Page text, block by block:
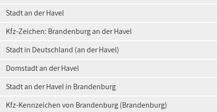
Stadt an der Havel
Kfz-Zeichen: Brandenburg an der Havel
Stadt in Deutschland (an der Havel)
Domstadt an der Havel
Stadt an der Havel in Brandenburg
Kfz-Kennzeichen von Brandenburg (Brandenburg)